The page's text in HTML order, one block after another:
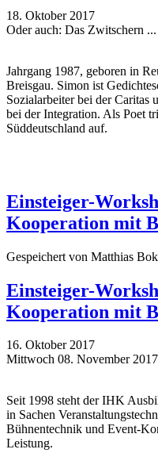
18. Oktober 2017
Oder auch: Das Zwitschern
Jahrgang 1987, geboren in
Breisgau. Simon ist
Sozialarbeiter bei der Caritas
bei der Integration. Als Poet
Süddeutschland auf.
Einsteiger-
Kooperation mit
Gespeichert von Matthias
Einsteiger-
Kooperation mit
16. Oktober 2017
Mittwoch 08. November
Seit 1998 steht der IHK
in Sachen
Bühnentechnik und Event-
Leistung.